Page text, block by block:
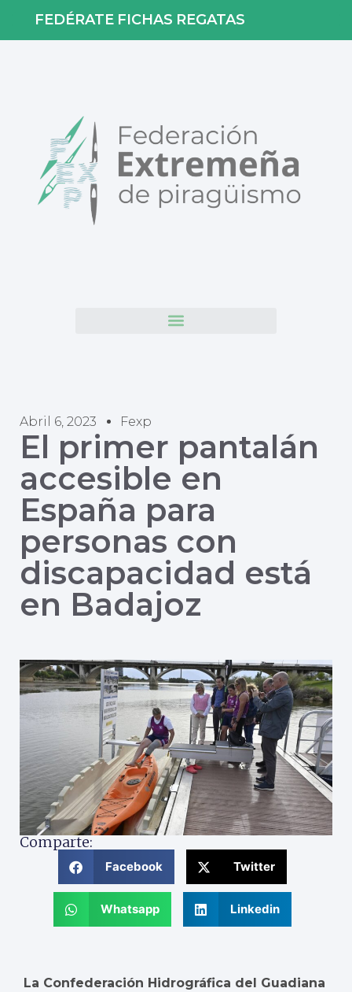
FEDÉRATE FICHAS REGATAS
Abril 6, 2023 Fexp
El primer pantalán
accesible en
España para
personas con
discapacidad está
en Badajoz
Comparte:
Facebook Twitter
Whatsapp Linkedin
La Confederación Hidrográfica del Guadiana